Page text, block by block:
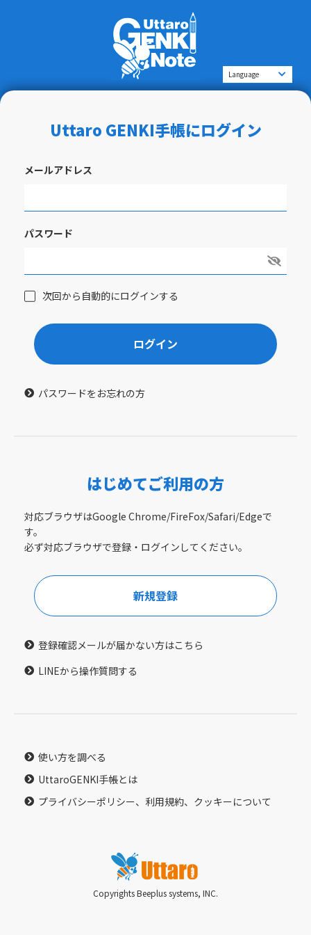
Uttaro GENKI手帳にログイン
メールアドレス
パスワード
次回から自動的にログインする
ログイン
パスワードをお忘れの方
はじめてご利用の方
対応ブラウザはGoogle Chrome/FireFox/Safari/Edgeで
す。
必ず対応ブラウザで登録・ログインしてください。
新規登録
登録確認メールが届かない方はこちら
LINEから操作質問する
使い方を調べる
UttaroGENKI手帳とは
プライバシーポリシー、利用規約、クッキーについて
Copyrights Beeplus systems, INC.